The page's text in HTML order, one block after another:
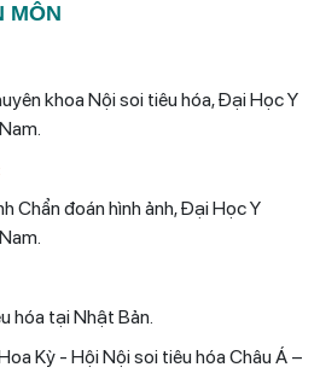
MÔN
khoa Nội soi tiêu hóa, Đại Học Y
Chẩn đoán hình ảnh, Đại Học Y
hóa tại Nhật Bản.
Kỳ - Hội Nội soi tiêu hóa Châu Á –